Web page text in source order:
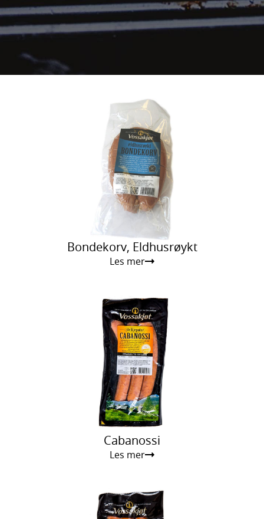
Bondekorv, Eldhusrøykt
Les mer
Cabanossi
Les mer